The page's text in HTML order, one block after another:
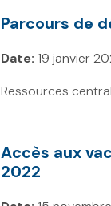
Parcours de
Date: 19 janvier
Ressources
Accès aux
2022